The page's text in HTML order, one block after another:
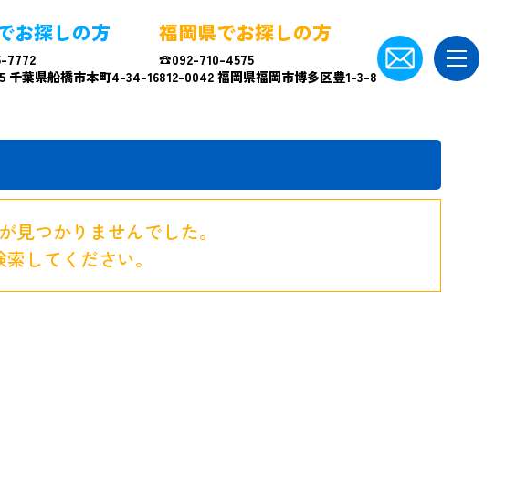
お探しの方
千葉県船橋市本町4-34-16
福岡県でお探しの方
☎092-710-4575
812-0042 福岡県福岡市博多区豊1-3-8
見つかりませんでした。
してください。